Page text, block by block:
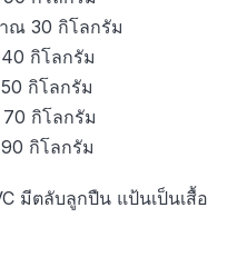
ณ 30 กิโลกรัม
กิโลกรัม
กิโลกรัม
กิโลกรัม
กิโลกรัม
มีตลับลูกปืน แป้นเป็นเสื้อ